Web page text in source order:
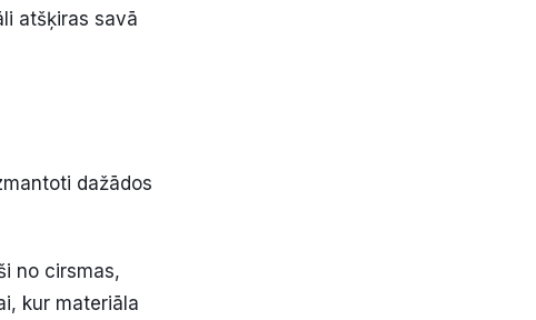
atšķiras savā
dažādos
no cirsmas,
kur materiāla